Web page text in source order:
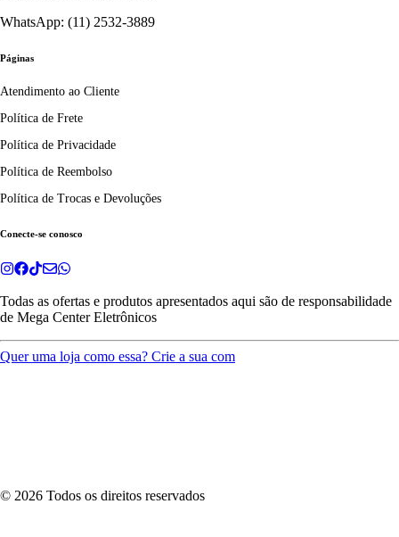
WhatsApp: (11) 2532-3889
Páginas
Atendimento ao Cliente
Política de Frete
Política de Privacidade
Política de Reembolso
Política de Trocas e Devoluções
Conecte-se conosco
Todas as ofertas e produtos apresentados aqui são de responsabilidade
de Mega Center Eletrônicos
Quer uma loja como essa? Crie a sua com
© 2026 Todos os direitos reservados